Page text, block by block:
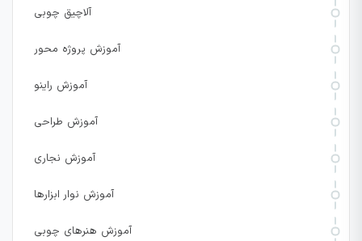
آلاچیق چوبی
آموزش پروژه محور
آموزش راینو
آموزش طراحی
آموزش نجاری
آموزش نوار ابزارها
آموزش هنرهای چوبی